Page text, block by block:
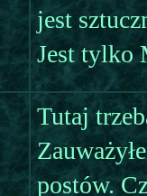
jest
Jest tylko
Tutaj
postów.